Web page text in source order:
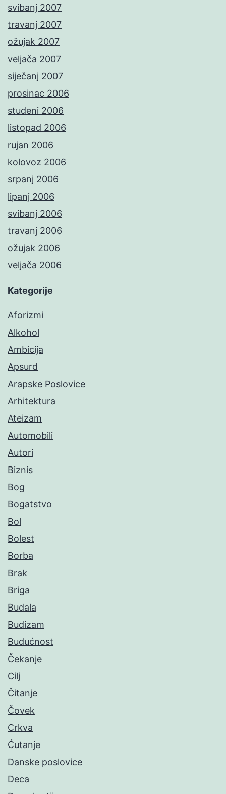
svibanj 2007
travanj 2007
ožujak 2007
veljača 2007
siječanj 2007
prosinac 2006
studeni 2006
listopad 2006
rujan 2006
kolovoz 2006
srpanj 2006
lipanj 2006
svibanj 2006
travanj 2006
ožujak 2006
veljača 2006
Kategorije
Aforizmi
Alkohol
Ambicija
Apsurd
Arapske Poslovice
Arhitektura
Ateizam
Automobili
Autori
Biznis
Bog
Bogatstvo
Bol
Bolest
Borba
Brak
Briga
Budala
Budizam
Budućnost
Čekanje
Cilj
Čitanje
Čovek
Crkva
Ćutanje
Danske poslovice
Deca